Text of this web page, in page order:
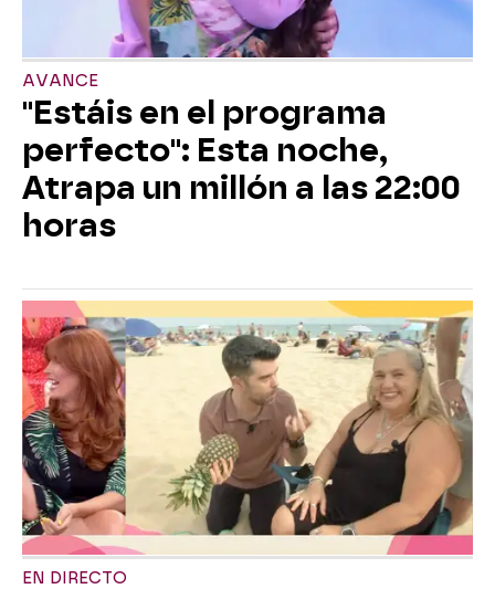
AVANCE
"Estáis en el programa
perfecto": Esta noche,
Atrapa un millón a las 22:00
horas
EN DIRECTO